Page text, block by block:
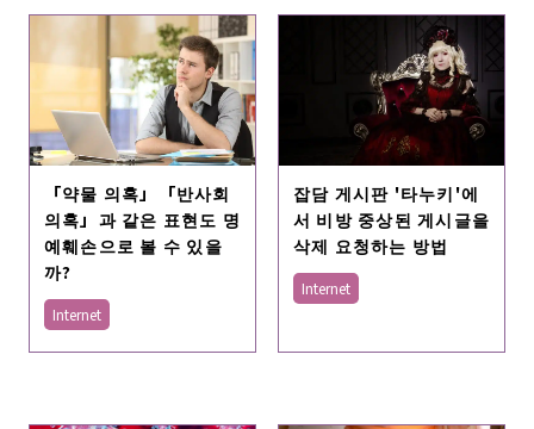
「약물 의혹」「반사회
의혹」과 같은 표현도 명
예훼손으로 볼 수 있을
까?
Internet
잡담 게시판 '타누키'에
서 비방 중상된 게시글을
삭제 요청하는 방법
Internet